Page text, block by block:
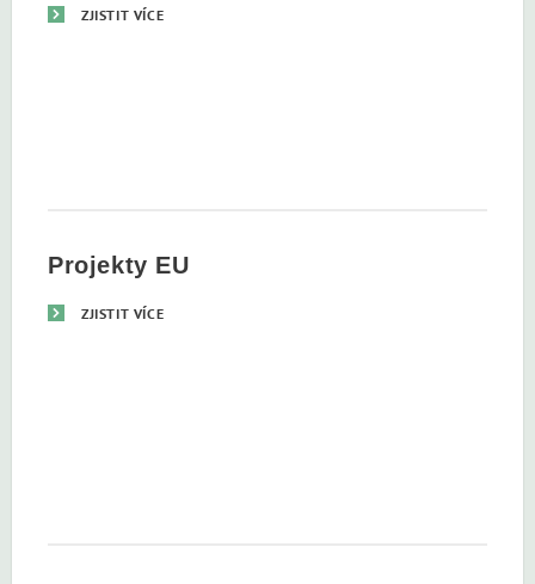
ZJISTIT VÍCE
Projekty EU
ZJISTIT VÍCE